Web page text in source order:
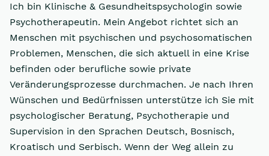
Ich bin Klinische & Gesundheitspsychologin sowie
Psychotherapeutin. Mein Angebot richtet sich an
Menschen mit psychischen und psychosomatischen
Problemen, Menschen, die sich aktuell in eine Krise
befinden oder berufliche sowie private
Veränderungsprozesse durchmachen. Je nach Ihren
Wünschen und Bedürfnissen unterstütze ich Sie mit
psychologischer Beratung, Psychotherapie und
Supervision in den Sprachen Deutsch, Bosnisch,
Kroatisch und Serbisch. Wenn der Weg allein zu